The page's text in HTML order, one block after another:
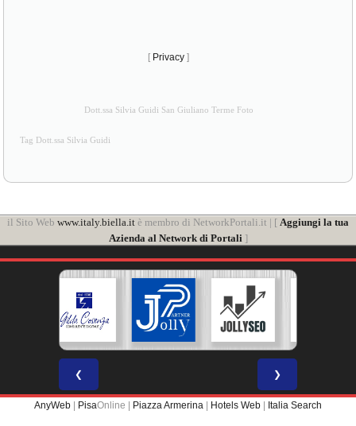
[ Privacy ]
Dott.ssa Silvia Guidi San Giuliano Terme Foto
Tag Dott.ssa Silvia Guidi
il Sito Web www.italy.biella.it è membro di NetworkPortali.it | [ Aggiungi la tua
Azienda al Network di Portali]
❮ ❯
AnyWeb PisaOnline | Piazza Armerina Hotels Web Italia Search